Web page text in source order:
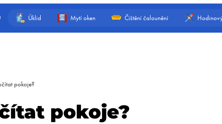
Úklid Mytí oken Čištění čalounění
pokoje?
pokoje?